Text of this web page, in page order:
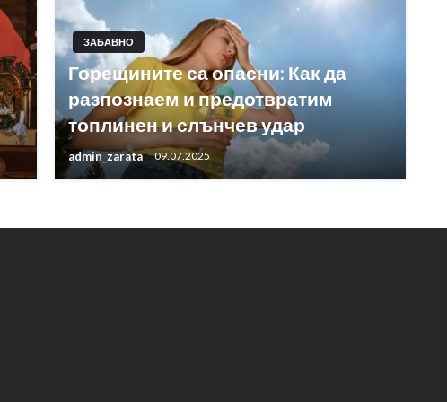
ЗАБАВНО
Горещините са опасни: Как да
разпознаем и предотвратим
топлинен и слънчев удар
admin_zarata 09.07.2025